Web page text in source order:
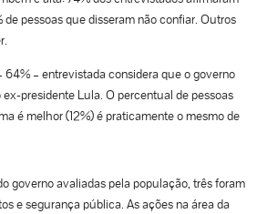
pessoas que disseram não confiar. Outros
64% – entrevistada considera que o governo
presidente Lula. O percentual de pessoas
é melhor (12%) é praticamente o mesmo de
governo avaliadas pela população, três foram
e segurança pública. As ações na área da